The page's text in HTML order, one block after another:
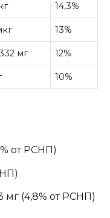
14,3%
13%
мг 12%
10%
от РСНП)
мг (4,8% от РСНП)